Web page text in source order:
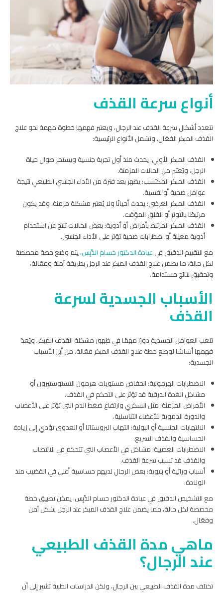
أنواع سرعة القذف
تتعدد أشكال سرعة القذف عند الرجال، ويعتبر فهمها خطوة مهمة نحو علاج
القذف المبكر الفعّال. وتشمل الأنواع الرئيسية:
القذف المبكر الأولي: يحدث منذ أول تجربة جنسية ويستمر طوال حياة
الرجل، ويُعتبر من الحالات المزمنة.
القذف المبكر المكتسب: يظهر بعد فترة من الأداء الجنسي الطبيعي نتيجة
عوامل صحية أو نفسية.
القذف المبكر العرضي: يحدث أحيانًا ولا يُعتبر مشكلة مزمنة، وقد يكون
مرتبطًا بالتوتر أو القلق المؤقت.
القذف المبكر المرتبط بأمراض أو أدوية: بعض الحالات تنتج عن استخدام
أدوية معينة أو اضطرابات صحية تؤثر على الأداء الجنسي.
مع التقييم الدقيق فيعيادة الدكتور حسام الدِّبِس، يتم وضع خطة مخصصة
لكل حالة، ما يضمن علاج القذف المبكر عند الرجل بطريقة آمنة وفعّالة،
وتحقيق نتائج مستدامة.
الأسباب الجسدية لسرعة
القذف
تلعب العوامل الجسدية دورًا مهمًا في ظهور مشكلة القذف المبكر، ويُعدّ
فهمها أساسًا لوضع خطة علاج القذف المبكر فعّالة. من أبرز الأسباب
الجسدية:
الاضطرابات الهرمونية: انخفاض مستويات هرمون التستوستيرون أو
مشاكل الغدة الدرقية قد تؤثر على التحكم في القذف.
الأمراض المزمنة: مثل السكري وارتفاع ضغط الدم التي تؤثر على الأعصاب
والدورة الدموية للأعضاء التناسلية.
الالتهابات الجنسية أو البولية: التهاب البروستاتا أو العدوى تؤدي إلى زيادة
الحساسية والقذف السريع.
الاضطرابات العصبية: مشاكل في الأعصاب التي تتحكم في الانتصاب
والقذف قد تسبب سرعة القذف.
أسباب وراثية أو بنيوية: بعض الرجال لديهم حساسية أعلى في القضيب منذ
الولادة.
مع التشخيص الدقيق في عيادة الدكتور حسام الدِّبِس، يمكن تطبيق خطة
مخصصة لكل حالة، مما يضمن علاج القذف المبكر عند الرجل بشكل آمن
وفعّال.
ماهي مدة القذف الطبيعي
عند الرجال؟
تختلف مدة القذف الطبيعي بين الرجال، ولكن الدراسات الطبية تشير إلى أن